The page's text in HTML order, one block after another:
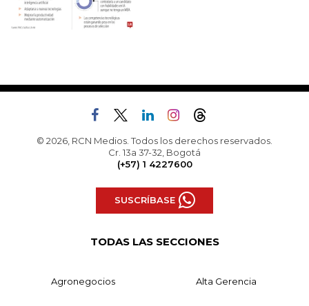
© 2026, RCN Medios. Todos los derechos reservados.
Cr. 13a 37-32, Bogotá
(+57) 1 4227600
SUSCRÍBASE
TODAS LAS SECCIONES
Agronegocios Alta Gerencia